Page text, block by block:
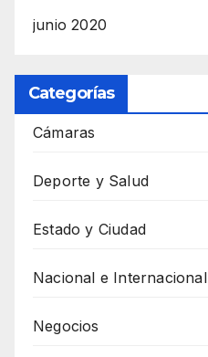
junio 2020
Categorías
Cámaras
Deporte y Salud
Estado y Ciudad
Nacional e Internacional
Negocios